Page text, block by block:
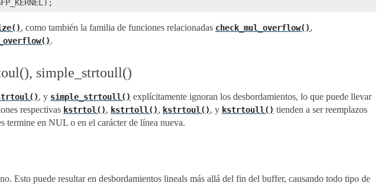
, como también la familia de funciones relacionadas check_mul_overflow(),
.
simple_strtoull()
, y simple_strtoull() explícitamente ignoran los desbordamientos, lo que puede llevar
respectivas kstrtol(), kstrtoll(), kstrtoul(), y kstrtoull() tienden a ser reemplazos
termine en NUL o en el carácter de línea nueva.
Esto puede resultar en desbordamientos lineals más allá del fin del buffer, causando todo tipo de